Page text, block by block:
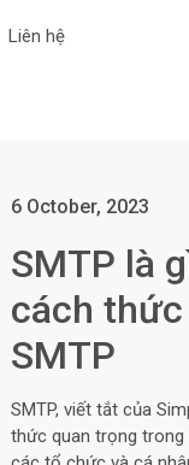
Liên hệ
6 October, 2023
SMTP là
cách
SMTP
SMTP, viết tắt của
thức quan trọng